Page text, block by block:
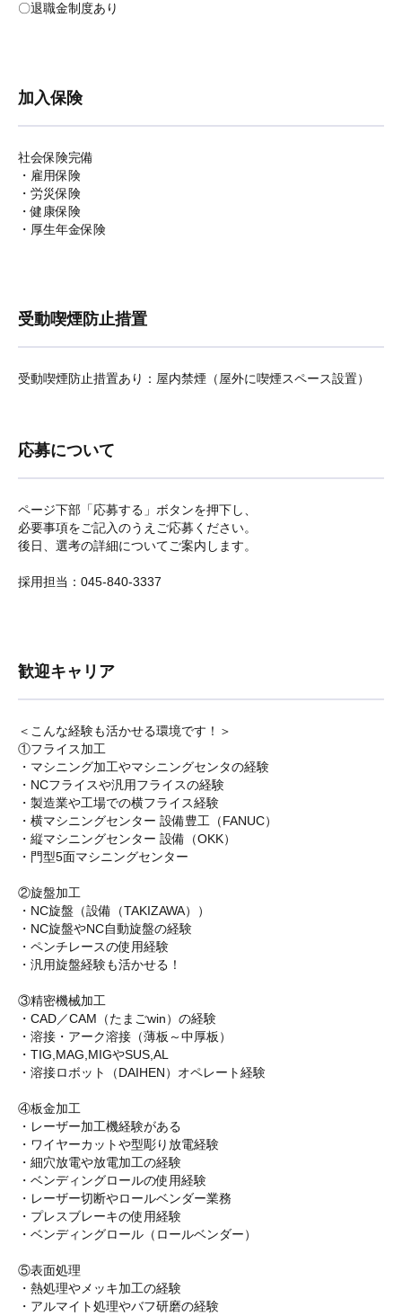
〇退職金制度あり
加入保険
社会保険完備
・雇用保険
・労災保険
・健康保険
・厚生年金保険
受動喫煙防止措置
受動喫煙防止措置あり：屋内禁煙（屋外に喫煙スペース設置）
応募について
ページ下部「応募する」ボタンを押下し、
必要事項をご記入のうえご応募ください。
後日、選考の詳細についてご案内します。
採用担当：045-840-3337
歓迎キャリア
＜こんな経験も活かせる環境です！＞
①フライス加工
・マシニング加工やマシニングセンタの経験
・NCフライスや汎用フライスの経験
・製造業や工場での横フライス経験
・横マシニングセンター 設備豊工（FANUC）
・縦マシニングセンター 設備（OKK）
・門型5面マシニングセンター
②旋盤加工
・NC旋盤（設備（TAKIZAWA））
・NC旋盤やNC自動旋盤の経験
・ペンチレースの使用経験
・汎用旋盤経験も活かせる！
③精密機械加工
・CAD／CAM（たまごwin）の経験
・溶接・アーク溶接（薄板～中厚板）
・TIG,MAG,MIGやSUS,AL
・溶接ロボット（DAIHEN）オペレート経験
④板金加工
・レーザー加工機経験がある
・ワイヤーカットや型彫り放電経験
・細穴放電や放電加工の経験
・ベンディングロールの使用経験
・レーザー切断やロールベンダー業務
・プレスブレーキの使用経験
・ベンディングロール（ロールベンダー）
⑤表面処理
・熱処理やメッキ加工の経験
・アルマイト処理やバフ研磨の経験